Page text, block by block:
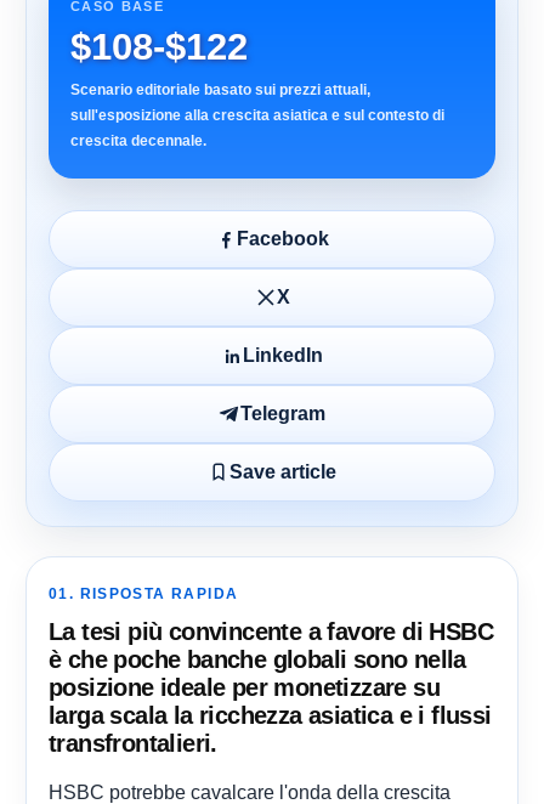
CASO BASE
$108-$122
Scenario editoriale basato sui prezzi attuali,
sull'esposizione alla crescita asiatica e sul contesto di
crescita decennale.
Facebook
X
LinkedIn
Telegram
Save article
01. RISPOSTA RAPIDA
La tesi più convincente a favore di HSBC
è che poche banche globali sono nella
posizione ideale per monetizzare su
larga scala la ricchezza asiatica e i flussi
transfrontalieri.
HSBC potrebbe cavalcare l'onda della crescita